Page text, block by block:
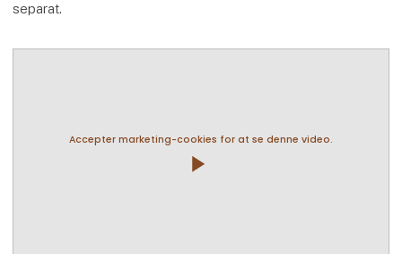
separat.
Accepter marketing-cookies for at se denne video.
play_arrow